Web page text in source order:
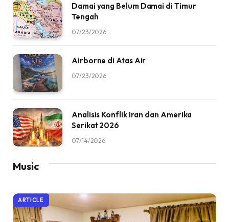
Damai yang Belum Damai di Timur
Tengah
07/23/2026
Airborne di Atas Air
07/23/2026
Analisis Konflik Iran dan Amerika
Serikat 2026
07/14/2026
Music
ARTICLE